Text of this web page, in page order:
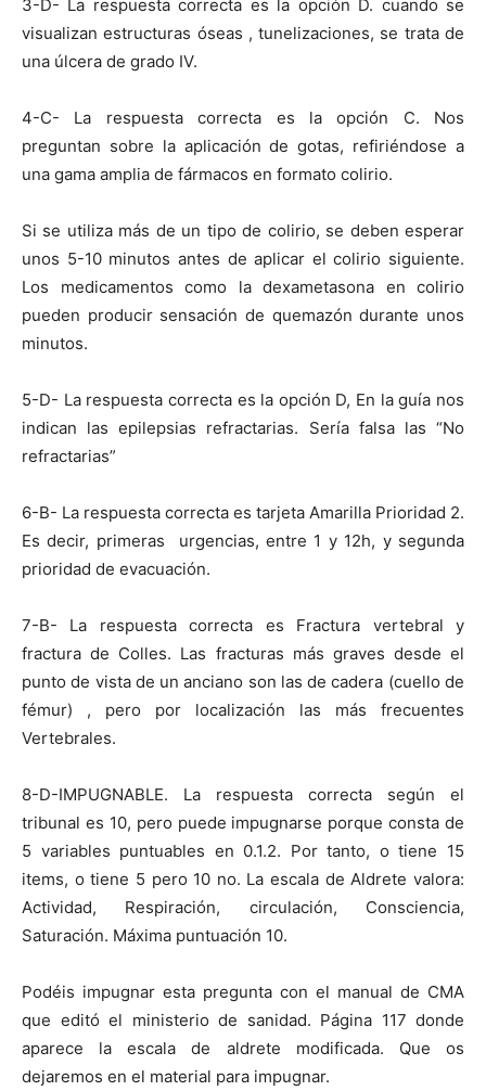
3-D- La respuesta correcta es la opción D. cuando se
visualizan estructuras óseas , tunelizaciones, se trata de
una úlcera de grado IV.
4-C- La respuesta correcta es la opción C. Nos
preguntan sobre la aplicación de gotas, refiriéndose a
una gama amplia de fármacos en formato colirio.
Si se utiliza más de un tipo de colirio, se deben esperar
unos 5-10 minutos antes de aplicar el colirio siguiente.
Los medicamentos como la dexametasona en colirio
pueden producir sensación de quemazón durante unos
minutos.
5-D- La respuesta correcta es la opción D, En la guía nos
indican las epilepsias refractarias. Sería falsa las “No
refractarias”
6-B- La respuesta correcta es tarjeta Amarilla Prioridad 2.
Es decir, primeras urgencias, entre 1 y 12h, y segunda
prioridad de evacuación.
7-B- La respuesta correcta es Fractura vertebral y
fractura de Colles. Las fracturas más graves desde el
punto de vista de un anciano son las de cadera (cuello de
fémur) , pero por localización las más frecuentes
Vertebrales.
8-D-IMPUGNABLE. La respuesta correcta según el
tribunal es 10, pero puede impugnarse porque consta de
5 variables puntuables en 0.1.2. Por tanto, o tiene 15
items, o tiene 5 pero 10 no. La escala de Aldrete valora:
Actividad, Respiración, circulación, Consciencia,
Saturación. Máxima puntuación 10.
Podéis impugnar esta pregunta con el manual de CMA
que editó el ministerio de sanidad. Página 117 donde
aparece la escala de aldrete modificada. Que os
dejaremos en el material para impugnar.